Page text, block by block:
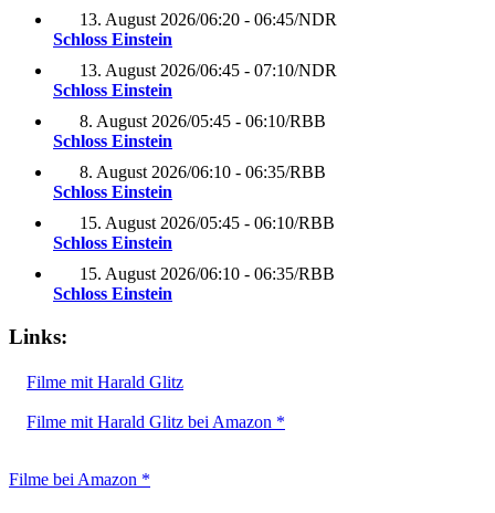
13. August 2026/06:20 - 06:45/NDR
Schloss Einstein
13. August 2026/06:45 - 07:10/NDR
Schloss Einstein
8. August 2026/05:45 - 06:10/RBB
Schloss Einstein
8. August 2026/06:10 - 06:35/RBB
Schloss Einstein
15. August 2026/05:45 - 06:10/RBB
Schloss Einstein
15. August 2026/06:10 - 06:35/RBB
Schloss Einstein
Links:
Filme mit Harald Glitz
Filme mit Harald Glitz bei Amazon *
Filme bei Amazon *